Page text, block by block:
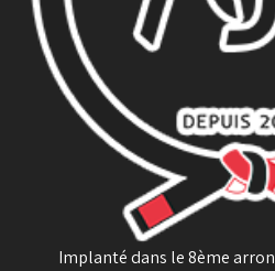
Implanté dans le 8ème